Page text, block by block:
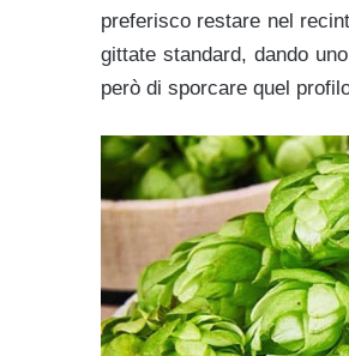
preferisco restare nel
gittate standard, dando
però di sporcare quel